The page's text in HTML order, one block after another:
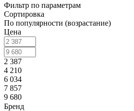
Фильтр по параметрам
Сортировка
По популярности (возрастание)
Цена
2 387
4 210
6 034
7 857
9 680
Бренд